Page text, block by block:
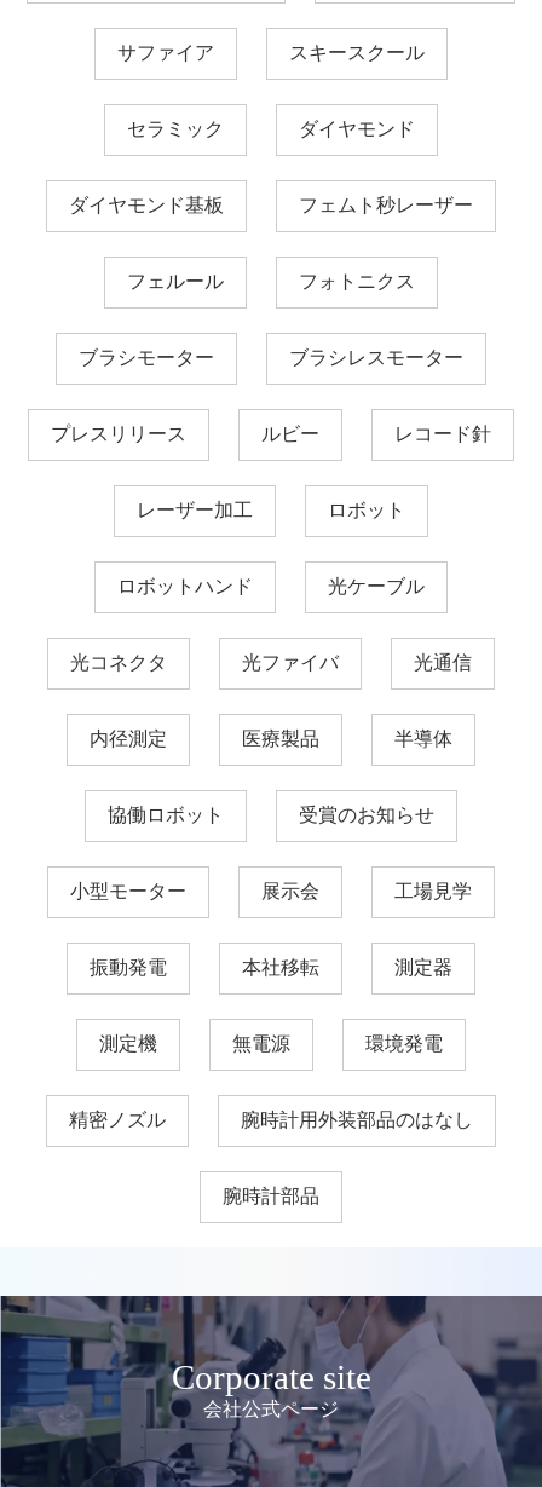
サファイア スキースクール
セラミック ダイヤモンド
ダイヤモンド基板 フェムト秒レーザー
フェルール フォトニクス
ブラシモーター ブラシレスモーター
プレスリリース ルビー レコード針
レーザー加工 ロボット
ロボットハンド 光ケーブル
光コネクタ 光ファイバ 光通信
内径測定 医療製品 半導体
協働ロボット 受賞のお知らせ
小型モーター 展示会 工場見学
振動発電 本社移転 測定器
測定機 無電源 環境発電
精密ノズル 腕時計用外装部品のはなし
腕時計部品
Corporate site
会社公式ページ